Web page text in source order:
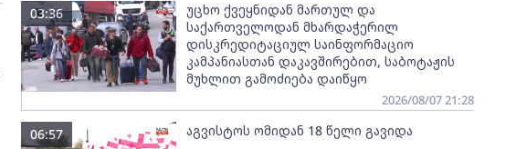
უცხო ქვეყნიდან მართულ და
საქართველოდან მხარდაჭერილ
დისკრედიტაციულ საინფორმაციო
კამპანიასთან დაკავშირებით, საბოტაჟის
მუხლით გამოძიება დაიწყო
03:36
2026/08/07 21:28
აგვისტოს ომიდან 18 წელი გავიდა
06:57